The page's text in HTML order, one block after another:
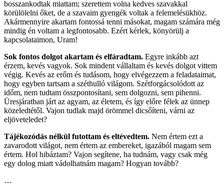
bosszankodtak miattam; szerettem volna kedves szavakkal
körülölelni őket, de a szavaim gyengék voltak a felemelésükhöz.
Akármennyire akartam fontossá tenni másokat, magam számára még
mindig én voltam a legfontosabb. Ezért kérlek, könyörülj a
kapcsolataimon, Uram!
Sok fontos dolgot akartam és elfáradtam. Egyre inkább azt
érzem, kevés vagyok. Sok mindent vállaltam és kevés dolgot vittem
végig. Kevés az erőm és tudásom, hogy elvégezzem a feladataimat,
hogy egyben tartsam a széthulló világom. Szétforgácsolódott az
időm, nem tudtam összpontosítani, sem dolgozni, sem pihenni.
Üresjáratban járt az agyam, az életem, és így előre félek az ünnep
közeledtétől. Vajon tudlak majd örömmel dicsőíteni, várni az
eljöveteledet?
Tájékozódás nélkül futottam és eltévedtem. Nem értem ezt a
zavarodott világot, nem értem az embereket, igazából magam sem
értem. Hol hibáztam? Vajon segítene, ha tudnám, vagy csak még
egy dolog miatt vádolhatnám magam? Hogyan tovább?
…